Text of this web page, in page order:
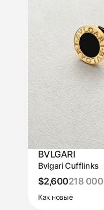
BVLGARI
Bvlgari Cufflinks
$2,600218
Как новые